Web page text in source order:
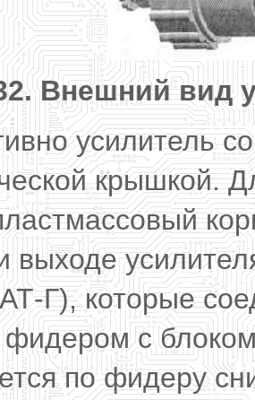
Внешний вид
усилитель
крышкой.
выходе
Г), которые
с блоком
по фидеру